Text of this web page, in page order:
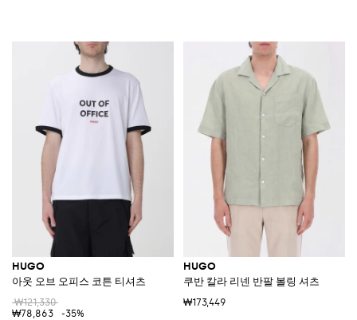
HUGO
아웃 오브 오피스 코튼 티셔츠
₩121,330
₩78,863
-35%
HUGO
쿠반 칼라 리넨 반팔 볼링 셔츠
₩173,449